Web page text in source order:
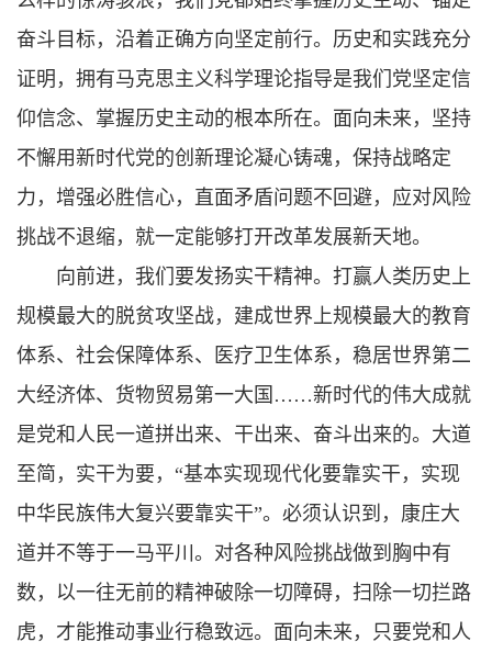
奋斗目标，沿着正确方向坚定前行。历史和实践充分
证明，拥有马克思主义科学理论指导是我们党坚定信
仰信念、掌握历史主动的根本所在。面向未来，坚持
不懈用新时代党的创新理论凝心铸魂，保持战略定
力，增强必胜信心，直面矛盾问题不回避，应对风险
挑战不退缩，就一定能够打开改革发展新天地。
向前进，我们要发扬实干精神。打赢人类历史上
规模最大的脱贫攻坚战，建成世界上规模最大的教育
体系、社会保障体系、医疗卫生体系，稳居世界第二
大经济体、货物贸易第一大国……新时代的伟大成就
是党和人民一道拼出来、干出来、奋斗出来的。大道
至简，实干为要，“基本实现现代化要靠实干，实现
中华民族伟大复兴要靠实干”。必须认识到，康庄大
道并不等于一马平川。对各种风险挑战做到胸中有
数，以一往无前的精神破除一切障碍，扫除一切拦路
虎，才能推动事业行稳致远。面向未来，只要党和人